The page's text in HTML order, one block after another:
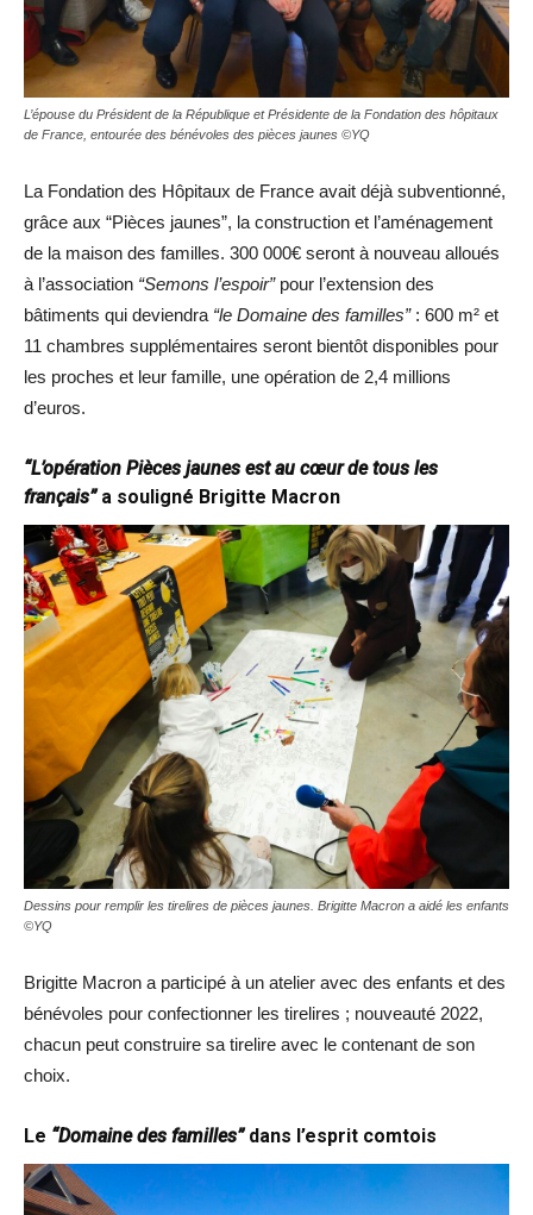
L’épouse du Président de la République et Présidente de la Fondation des hôpitaux
de France, entourée des bénévoles des pièces jaunes ©YQ
La Fondation des Hôpitaux de France avait déjà subventionné,
grâce aux “Pièces jaunes”, la construction et l’aménagement
de la maison des familles. 300 000€ seront à nouveau alloués
à l’association “Semons l’espoir”pour l’extension des
bâtiments qui deviendra “le Domaine des familles” : 600 m² et
11 chambres supplémentaires seront bientôt disponibles pour
les proches et leur famille, une opération de 2,4 millions
d’euros.
“L’opération Pièces jaunes est au cœur de tous les
français”a souligné Brigitte Macron
Dessins pour remplir les tirelires de pièces jaunes. Brigitte Macron a aidé les enfants
©YQ
Brigitte Macron a participé à un atelier avec des enfants et des
bénévoles pour confectionner les tirelires ; nouveauté 2022,
chacun peut construire sa tirelire avec le contenant de son
choix.
Le “Domaine des familles”dans l’esprit comtois